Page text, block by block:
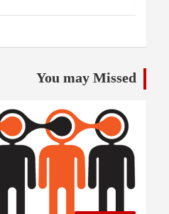
You may Missed